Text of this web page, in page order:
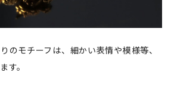
のモチーフは、細かい表情や模様等、
す。